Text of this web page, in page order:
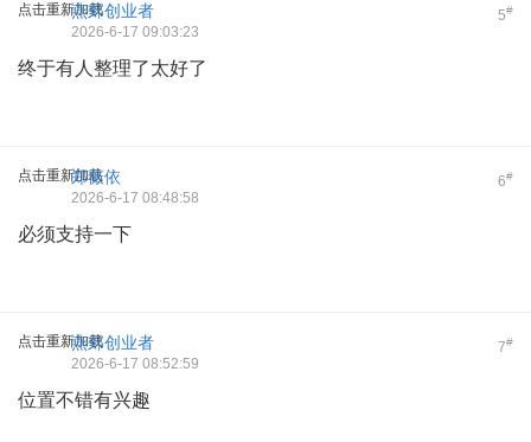
点击重新加载 5#
燕郊创业者
2026-6-17 09:03:23
终于有人整理了太好了
点击重新加载 6#
郑薇依
2026-6-17 08:48:58
必须支持一下
点击重新加载 7#
燕郊创业者
2026-6-17 08:52:59
位置不错有兴趣